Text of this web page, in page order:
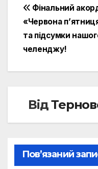
Навігація
записів
Фінальний
«Червона
та підсумки
челенджу!
Від
Пов’язаний